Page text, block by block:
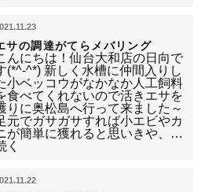
サの調達がてらメバリング
んにちは！仙台大和店の日向で
(*^-^*) 新しく水槽に仲間入りし
小ベッコウがなかなか人工飼料
食べてくれないので活きエサを
りに奥松島へ行って来ました～
元でガサガサすれば小エビやカ
が簡単に獲れると思いきや、…
く